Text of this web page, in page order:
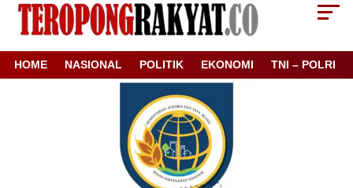
HOME NASIONAL POLITIK EKONOMI TNI – POLRI